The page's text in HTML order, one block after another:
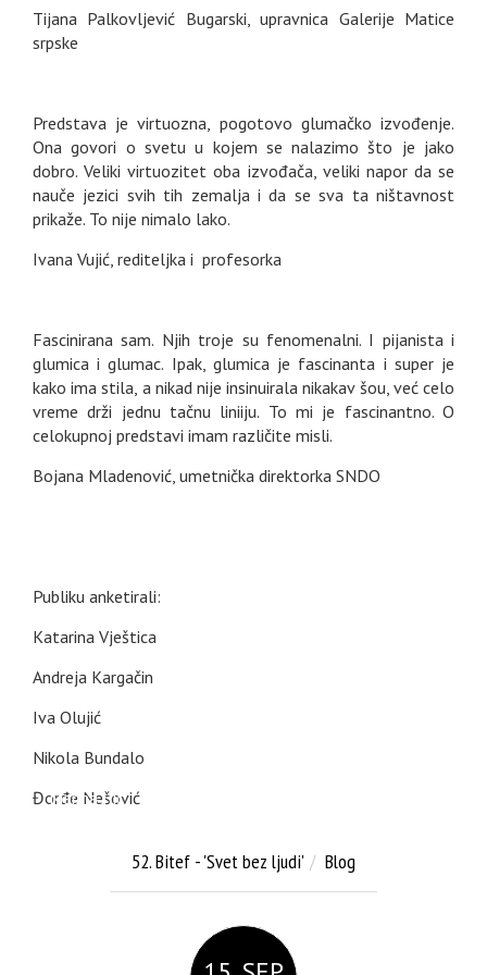
Marina Ilić
Tijana Palkovljević Bugarski, upravnica Galerije Matice
srpske
Predstava je virtuozna, pogotovo glumačko izvođenje.
Ona govori o svetu u kojem se nalazimo što je jako
dobro. Veliki virtuozitet oba izvođača, veliki napor da se
nauče jezici svih tih zemalja i da se sva ta ništavnost
prikaže. To nije nimalo lako.
Ivana Vujić, rediteljka i profesorka
Fascinirana sam. Njih troje su fenomenalni. I pijanista i
glumica i glumac. Ipak, glumica je fascinanta i super je
kako ima stila, a nikad nije insinuirala nikakav šou, već celo
vreme drži jednu tačnu liniiju. To mi je fascinantno. O
celokupnoj predstavi imam različite misli.
Bojana Mladenović, umetnička direktorka SNDO
Publiku anketirali:
Katarina Vještica
Andreja Kargačin
Iva Olujić
Nikola Bundalo
Đorđe Nešović
52. Bitef - 'Svet bez ljudi' Blog